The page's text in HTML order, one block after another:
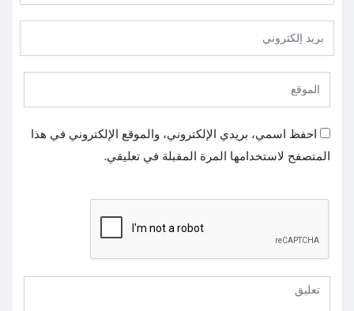
احفظ اسمي، بريدي الإلكتروني، والموقع الإلكتروني في هذا
المتصفح لاستخدامها المرة المقبلة في تعليقي.